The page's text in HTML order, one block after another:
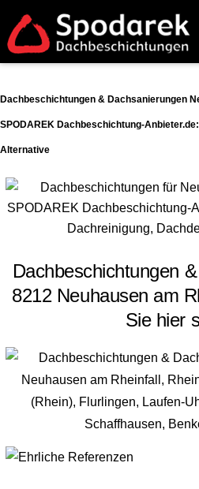
Dachbeschichtungen & Dachsanierungen
SPODAREK Dachbeschichtung-
Alternative
Dachbeschichtungen
8212 Neuhausen am
Sie hier